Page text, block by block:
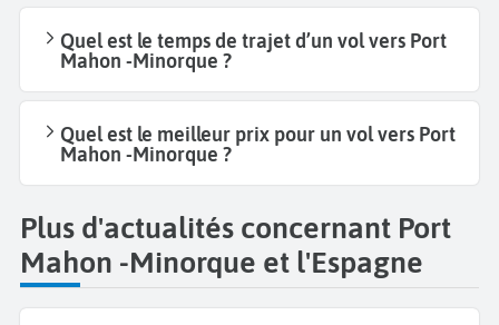
Quel est le temps de trajet d’un vol vers Port
Mahon -Minorque ?
Quel est le meilleur prix pour un vol vers Port
Mahon -Minorque ?
Plus d'actualités concernant Port
Mahon -Minorque et l'Espagne